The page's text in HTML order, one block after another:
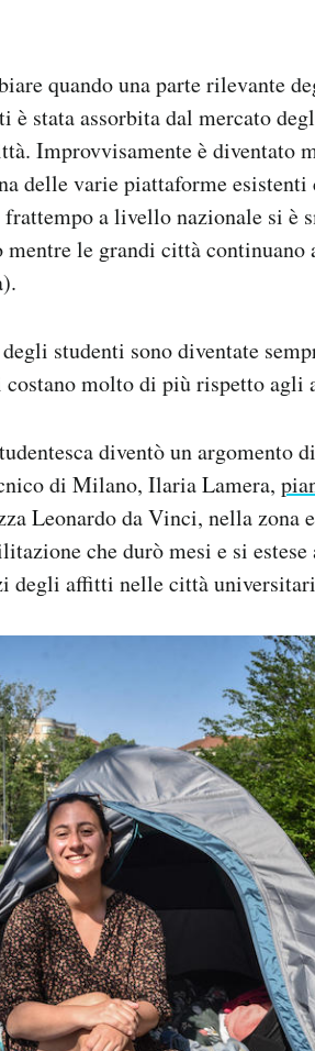
quando una parte rilevante
è stata assorbita dal mercato
Improvvisamente è diventato
delle varie piattaforme
a livello nazionale si è
le grandi città continuano
studenti sono diventate
molto di più rispetto agli
diventò un argomento
di Milano, Ilaria Lamera,
Leonardo da Vinci, nella zona
che durò mesi e si
degli affitti nelle città